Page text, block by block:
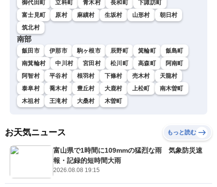
御代田町 立科町 青木村 長和町
下諏訪町
富士見町
原村 麻績村 生坂村 山形村
朝日村
筑北村
南部
飯田市 伊那市 駒ヶ根市 辰野町 箕輪町
飯島町
南箕輪村
中川村 宮田村 松川町 高森町
阿南町
阿智村
平谷村 根羽村 下條村 売木村
天龍村
泰阜村
喬木村 豊丘村 大鹿村 上松町
南木曽町
木祖村
王滝村 大桑村 木曽町
お天気ニュース もっと読む
富山県で1時間に109mmの猛烈な雨 気象防災速
報・記録的短時間大雨
2026.08.08 19:15